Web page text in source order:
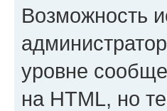
Возможность
уровне
на HTML, но